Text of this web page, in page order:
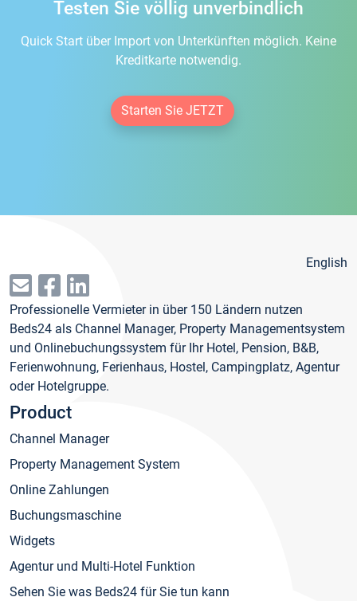
Testen Sie völlig unverbindlich
Quick Start über Import von Unterkünften möglich. Keine
Kreditkarte notwendig.
Starten Sie JETZT
English
Professionelle Vermieter in über 150 Ländern nutzen
Beds24 als Channel Manager, Property Managementsystem
und Onlinebuchungssystem für Ihr Hotel, Pension, B&B,
Ferienwohnung, Ferienhaus, Hostel, Campingplatz, Agentur
oder Hotelgruppe.
Product
Channel Manager
Property Management System
Online Zahlungen
Buchungsmaschine
Widgets
Agentur und Multi-Hotel Funktion
Sehen Sie was Beds24 für Sie tun kann